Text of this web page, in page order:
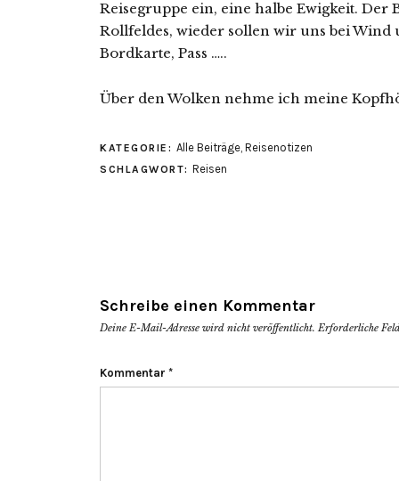
Reisegruppe ein, eine halbe Ewigkeit. Der
Rollfeldes, wieder sollen wir uns bei
Bordkarte, Pass …..
Über den Wolken nehme ich meine
KATEGORIE: Alle Beiträge, Reisenotizen
SCHLAGWORT: Reisen
Schreibe einen Kommentar
Deine E-Mail-Adresse wird nicht veröffentlicht. Erforderliche
Kommentar *